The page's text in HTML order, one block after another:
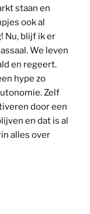
staan en
ook al
Nu, blijf ik er
We leven
en regeert.
hype zo
Zelf
door een
en dat is al
alles over